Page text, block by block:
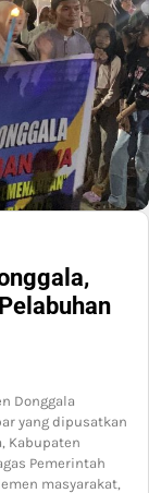
Donggala
yang dipusatkan
Kabupaten
Pemerintah
masyarakat,